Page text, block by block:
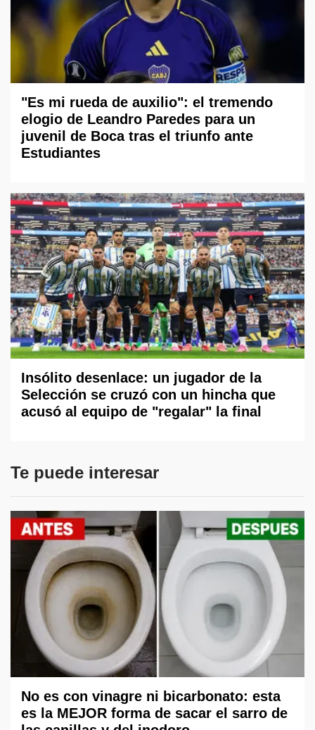
"Es mi rueda de auxilio": el tremendo
elogio de Leandro Paredes para un
juvenil de Boca tras el triunfo ante
Estudiantes
Insólito desenlace: un jugador de la
Selección se cruzó con un hincha que
acusó al equipo de "regalar" la final
Te puede interesar
No es con vinagre ni bicarbonato: esta
es la MEJOR forma de sacar el sarro de